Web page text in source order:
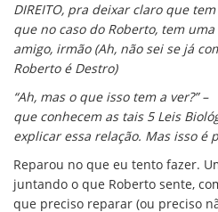
DIREITO, pra deixar claro que
que no caso do Roberto, tem
amigo, irmão (Ah, não sei se já
Roberto é Destro)
“Ah, mas o que isso tem a ver?”
que conhecem as tais 5 Leis
explicar essa relação. Mas isso é
Reparou no que eu tento fazer.
juntando o que Roberto sente,
que preciso reparar (ou preciso